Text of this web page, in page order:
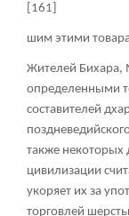
[161]
шим этими
Жителей Бихара,
определенными
составителей
также некоторых
цивилизации
укоряет их за
торговлей